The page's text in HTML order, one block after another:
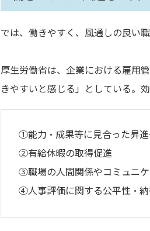
では、働きやすく、風通しの良い
厚生労働省は、企業における雇用
きやすいと感じる」としている。
①能力・成果等に見合った昇
②有給休暇の取得促進
③職場の人間関係やコミュニ
④人事評価に関する公平性・